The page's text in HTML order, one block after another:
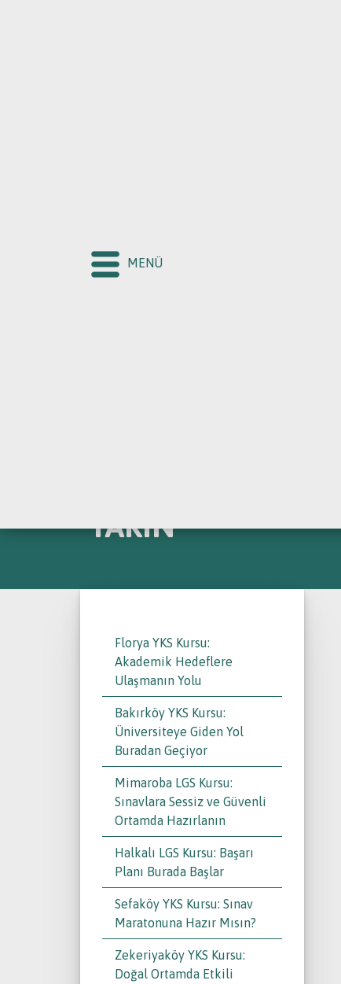
MENÜ
YAKIN
Florya YKS Kursu:
Akademik Hedeflere
Ulaşmanın Yolu
Bakırköy YKS Kursu:
Üniversiteye Giden Yol
Buradan Geçiyor
Mimaroba LGS Kursu:
Sınavlara Sessiz ve Güvenli
Ortamda Hazırlanın
Halkalı LGS Kursu: Başarı
Planı Burada Başlar
Sefaköy YKS Kursu: Sınav
Maratonuna Hazır Mısın?
Zekeriyaköy YKS Kursu:
Doğal Ortamda Etkili